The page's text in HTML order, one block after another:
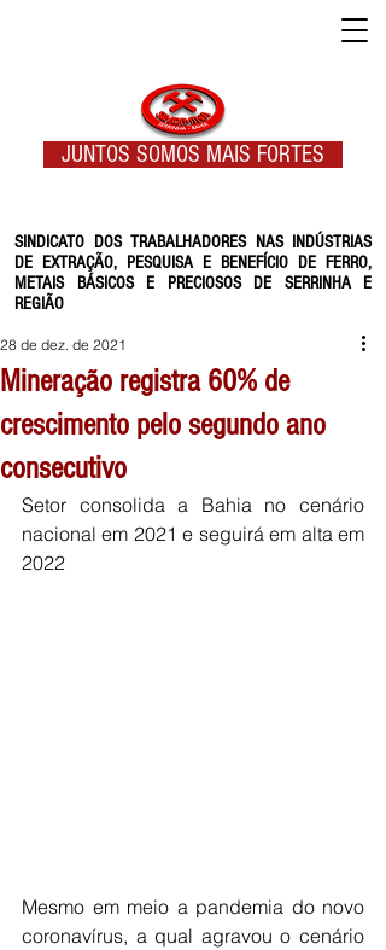
SINDICATO DOS TRABALHADORES NAS INDÚSTRIAS
DE EXTRAÇÃO, PESQUISA E BENEFÍCIO DE FERRO,
METAIS BÁSICOS E PRECIOSOS DE SERRINHA E
REGIÃO
JUNTOS SOMOS MAIS FORTES
Mineração registra 60% de
crescimento pelo segundo ano
consecutivo
28 de dez. de 2021
Setor consolida a Bahia no cenário
nacional em 2021 e seguirá em alta em
2022
Mesmo em meio a pandemia do novo
coronavírus, a qual agravou o cenário